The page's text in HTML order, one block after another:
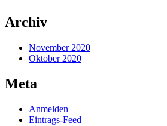
Archiv
November 2020
Oktober 2020
Meta
Anmelden
Eintrags-Feed